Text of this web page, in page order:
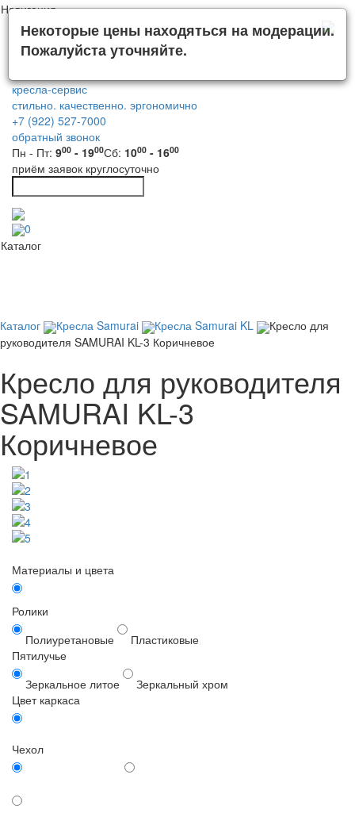
Навигация
кресла-сервис
стильно. качественно. эргономично
+7 (922) 527-7000
обратный звонок
Пн - Пт: 900 - 1900Сб: 1000 - 1600
приём заявок круглосуточно
0
Каталог
Каталог Кресла Samurai Кресла Samurai KL
Кресло для
руководителя SAMURAI KL-3 Коричневое
Кресло для руководителя
SAMURAI KL-3
Коричневое
Материалы и цвета
Ролики
Полиуретановые
Пластиковые
Пятилучье
Зеркальное литое
Зеркальный хром
Цвет каркаса
Чехол
Некоторые цены находяться на модерации.
Пожалуйста уточняйте.